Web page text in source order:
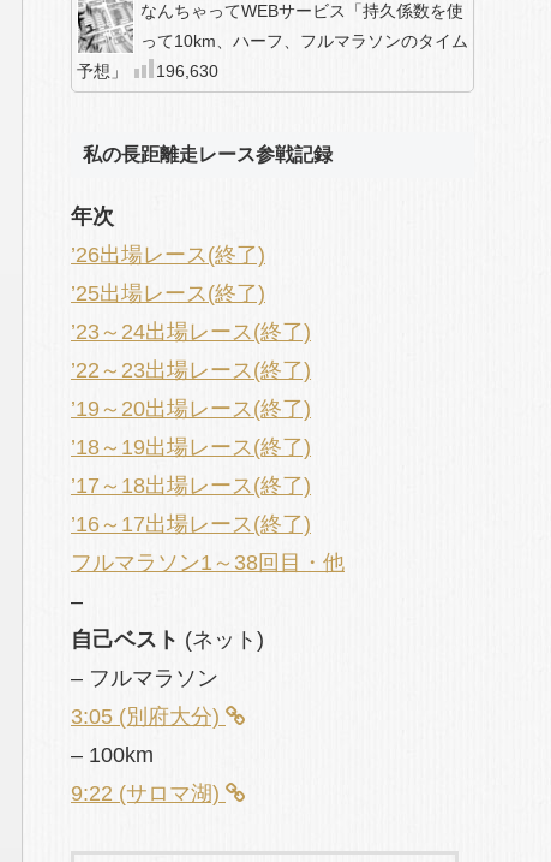
なんちゃってWEBサービス「持久係数を使
って10km、ハーフ、フルマラソンのタイム
予想」
196,630
私の長距離走レース参戦記録
年次
’26出場レース(終了)
’25出場レース(終了)
’23～24出場レース(終了)
’22～23出場レース(終了)
’19～20出場レース(終了)
’18～19出場レース(終了)
’17～18出場レース(終了)
’16～17出場レース(終了)
フルマラソン1～38回目・他
–
自己ベスト (ネット)
– フルマラソン
3:05 (別府大分)
– 100km
9:22 (サロマ湖)